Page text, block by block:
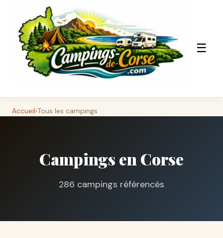
☰
Accueil›Tous les campings
Campings en Corse
286 campings référencés